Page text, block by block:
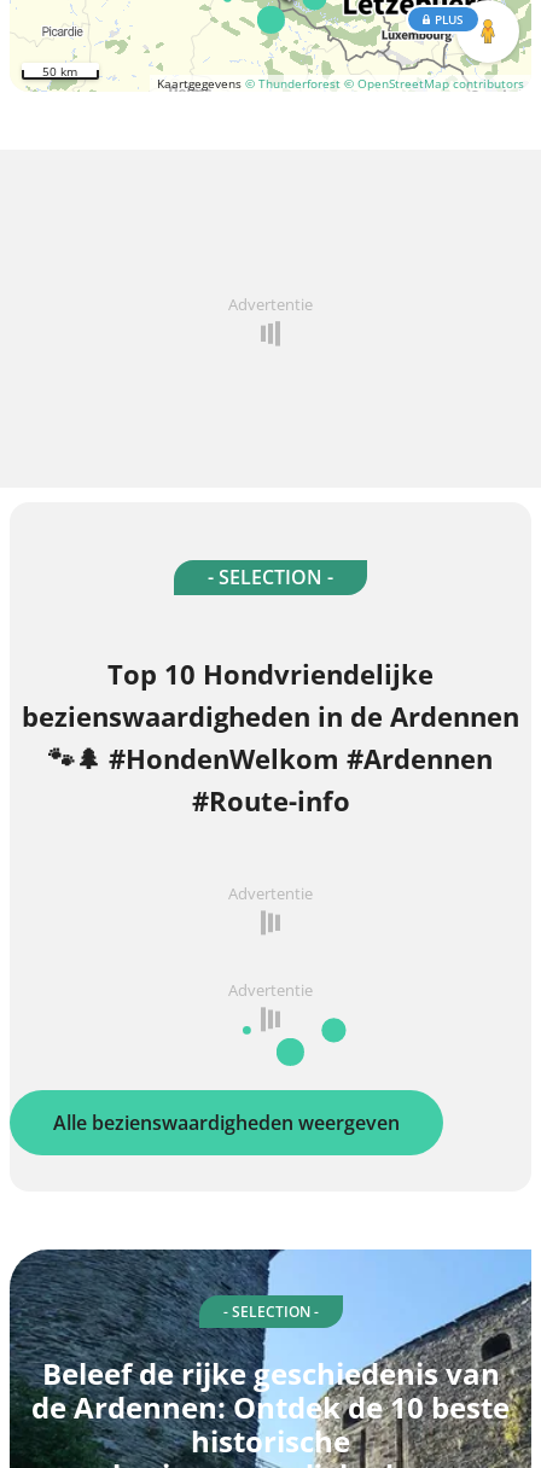
Kaartgegevens © Thunderforest © OpenStreetMap contributors
PLUS
50 km
Advertentie
- SELECTION -
Top 10 Hondvriendelijke
bezienswaardigheden in de Ardennen
🐾🌲 #HondenWelkom #Ardennen
#Route-info
Advertentie
Advertentie
Alle bezienswaardigheden weergeven
- SELECTION -
Beleef de rijke geschiedenis van
de Ardennen: Ontdek de 10 beste
historische